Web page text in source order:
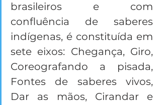
brasileiros e com
confluência de saberes
indígenas, é constituída em
sete eixos: Chegança, Giro,
Coreografando a pisada,
Fontes de saberes vivos,
Dar as mãos, Cirandar e